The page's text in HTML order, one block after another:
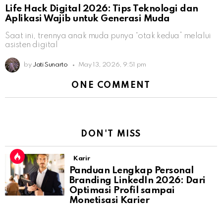
Life Hack Digital 2026: Tips Teknologi dan
Aplikasi Wajib untuk Generasi Muda
Saat ini, trennya anak muda punya “otak kedua” melalui
asisten digital
by Jati Sunarto May 13, 2026, 9:51 pm
ONE COMMENT
DON'T MISS
Karir
Panduan Lengkap Personal
Branding LinkedIn 2026: Dari
Optimasi Profil sampai
Monetisasi Karier